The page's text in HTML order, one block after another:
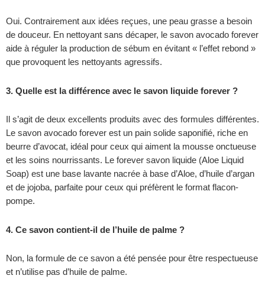
Oui. Contrairement aux idées reçues, une peau grasse a besoin
de douceur. En nettoyant sans décaper, le savon avocado forever
aide à réguler la production de sébum en évitant « l’effet rebond »
que provoquent les nettoyants agressifs.
3. Quelle est la différence avec le savon liquide forever ?
Il s’agit de deux excellents produits avec des formules différentes.
Le savon avocado forever est un pain solide saponifié, riche en
beurre d’avocat, idéal pour ceux qui aiment la mousse onctueuse
et les soins nourrissants. Le forever savon liquide (Aloe Liquid
Soap) est une base lavante nacrée à base d’Aloe, d’huile d’argan
et de jojoba, parfaite pour ceux qui préfèrent le format flacon-
pompe.
4. Ce savon contient-il de l’huile de palme ?
Non, la formule de ce savon a été pensée pour être respectueuse
et n’utilise pas d’huile de palme.